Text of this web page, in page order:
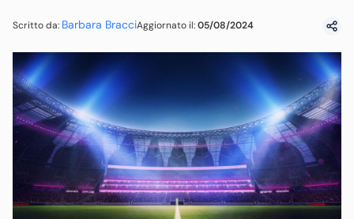
Scritto da: Barbara BracciAggiornato il:05/08/2024